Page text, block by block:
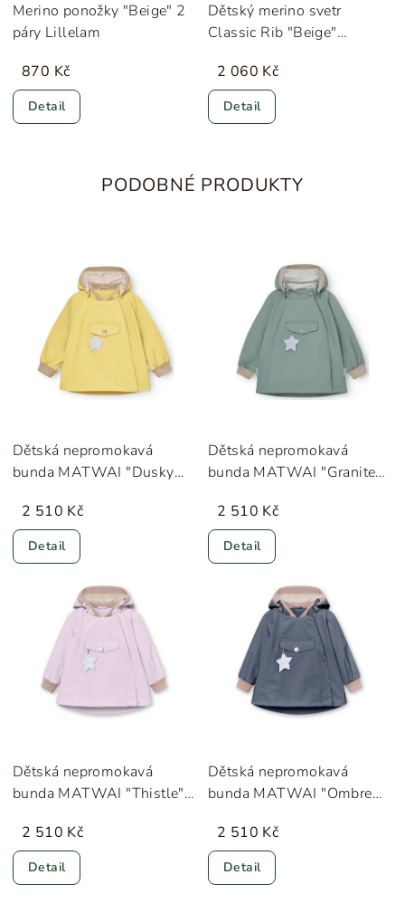
Merino ponožky "Beige" 2
páry Lillelam
870 Kč
Detail
Dětský merino svetr
Classic Rib "Beige"
2 060 Kč
Detail
PODOBNÉ PRODUKTY
Dětská nepromokavá
bunda MATWAI "Dusky
2 510 Kč
Detail
Dětská nepromokavá
bunda MATWAI "Granite
2 510 Kč
Detail
Dětská nepromokavá
bunda MATWAI "Thistle"
2 510 Kč
Detail
Dětská nepromokavá
bunda MATWAI "Ombre
2 510 Kč
Detail